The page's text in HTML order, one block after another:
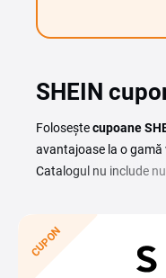
SHEIN
Foloseștecupoane
avantajoase la o
Catalogul nu include
produsele sale
tendințe de modă. Cu
CUPON